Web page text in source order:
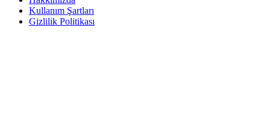
Kullanım Şartları
Gizlilik Politikası